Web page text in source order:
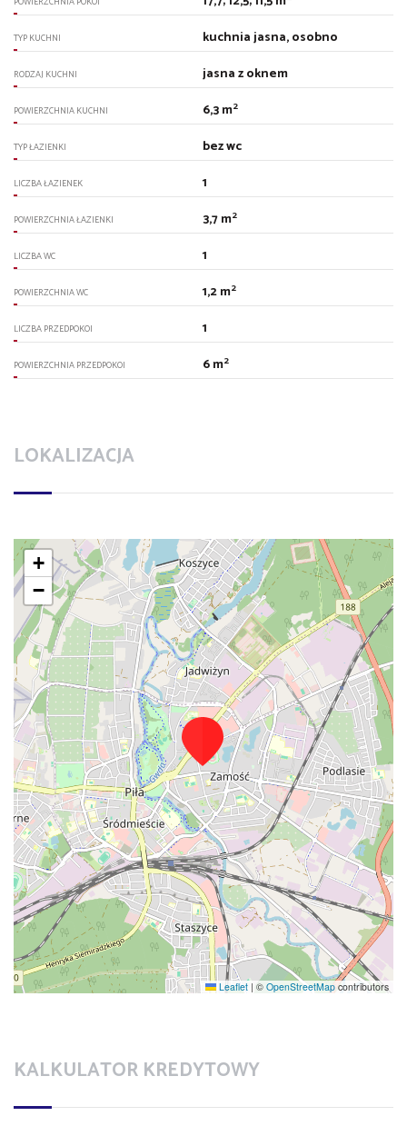
TYP KUCHNI kuchnia jasna, osobno
RODZAJ KUCHNI jasna z oknem
POWIERZCHNIA KUCHNI 6,3 m2
TYP ŁAZIENKI bez wc
LICZBA ŁAZIENEK 1
POWIERZCHNIA ŁAZIENKI 3,7 m2
LICZBA WC 1
POWIERZCHNIA WC 1,2 m2
LICZBA PRZEDPOKOI 1
POWIERZCHNIA PRZEDPOKOI 6 m2
LOKALIZACJA
+
−
Leaflet | © OpenStreetMap contributors
KALKULATOR KREDYTOWY